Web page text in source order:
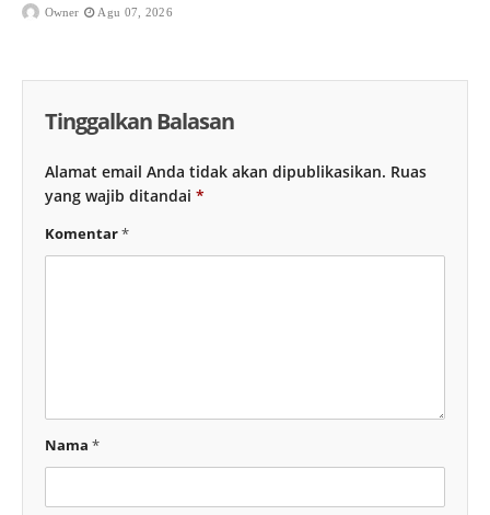
Owner Agu 07, 2026
Tinggalkan Balasan
Alamat email Anda tidak akan dipublikasikan. Ruas
yang wajib ditandai *
Komentar*
Nama *